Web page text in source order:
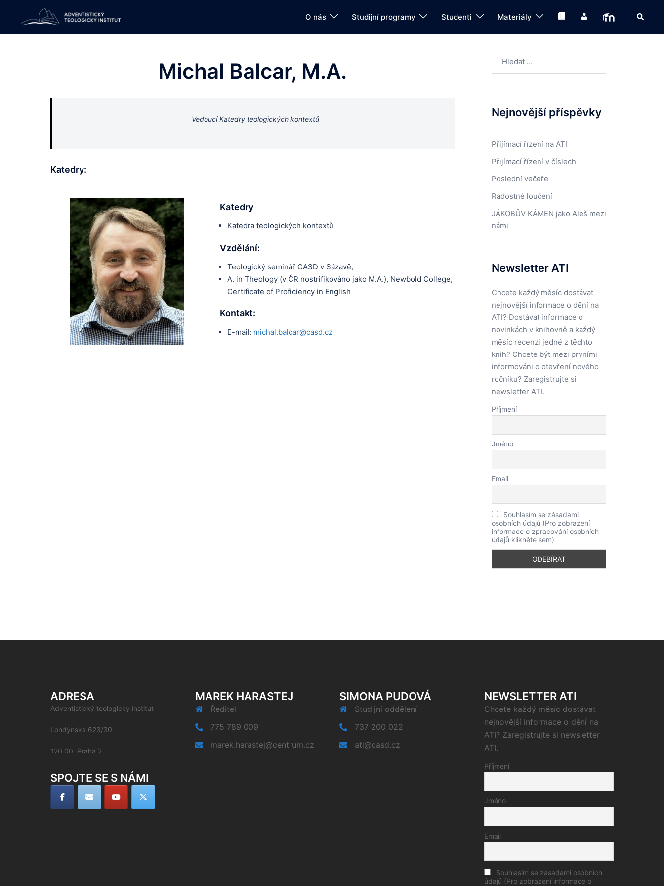
O nás Studijní programy Studenti Materiály Knihovna MoodleSearch
Michal Balcar, M.A.
Vedoucí Katedry teologických kontextů
Katedry:
Katedry
Katedra teologických kontextů
Vzdělání:
Teologický seminář CASD v Sázavě,
A. in Theology (v ČR nostrifikováno jako M.A.), Newbold College,
Certificate of Proficiency in English
Kontakt:
E-mail: michal.balcar@casd.cz
Nejnovější příspěvky
Přijímací řízení na ATI
Přijímací řízení v číslech
Poslední večeře
Radostné loučení
JÁKOBŮV KÁMEN jako Aleš mezi
námi
Newsletter ATI
Chcete každý měsíc dostávat
nejnovější informace o dění na
ATI? Dostávat informace o
novinkách v knihovně a každý
měsíc recenzi jedné z těchto
knih? Chcete být mezi prvními
informováni o otevření nového
ročníku? Zaregistrujte si
newsletter ATI.
Příjmení
Jméno
Email
Souhlasím se zásadami
osobních údajů (Pro zobrazení
informace o zpracování osobních
údajů klikněte sem)
ADRESA
Adventistický teologický institut
Londýnská 623/30
120 00 Praha 2
SPOJTE SE S NÁMI
MAREK HARASTEJ
Ředitel
775 789 009
marek.harastej@centrum.cz
SIMONA PUDOVÁ
Studijní oddělení
737 200 022
ati@casd.cz
NEWSLETTER ATI
Chcete každý měsíc dostávat
nejnovější informace o dění na
ATI? Zaregistrujte si newsletter
ATI.
Příjmení
Jméno
Email
Souhlasím se zásadami osobních
údajů (Pro zobrazení informace o